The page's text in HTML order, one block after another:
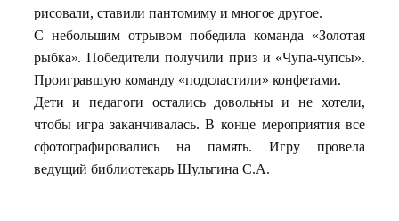
рисовали, ставили пантомиму и многое другое.
С небольшим отрывом победила команда «Золотая
рыбка». Победители получили приз и «Чупа-чупсы».
Проигравшую команду «подсластили» конфетами.
Дети и педагоги остались довольны и не хотели,
чтобы игра заканчивалась. В конце мероприятия все
сфотографировались на память. Игру провела
ведущий библиотекарь Шульгина С.А.